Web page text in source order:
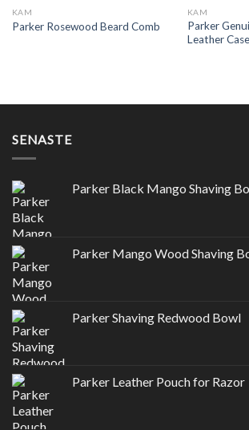
KAM
Parker Rosewood Beard Comb
KAM
Parker
Leather Case
SENASTE
Parker Black Mango Shaving
Parker Mango Wood Shaving
Parker Shaving Redwood Bowl
Parker Leather Pouch for Razor